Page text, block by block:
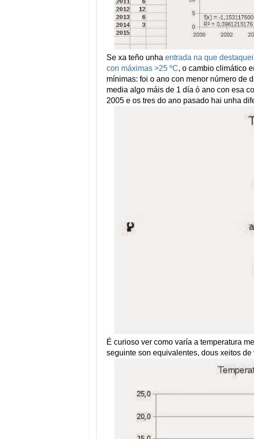
Se xa teño unha entrada na que
con máximas >25 ºC, o cambio climático
mínimas: foi o ano con menor número de
media algo máis de 1 día ó ano con esa
2005 e os tres do ano pasado hai unha
É curioso ver como varía a temperatura
seguinte son equivalentes, dous xeitos de